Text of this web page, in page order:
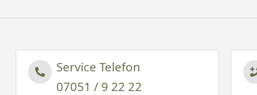
Service Telefon
07051 / 9 22 22